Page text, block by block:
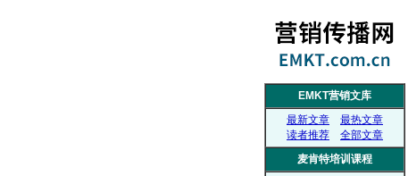
EMKT营销文库
最新文章
最热文章
读者推荐
全部文章
麦肯特培训课程